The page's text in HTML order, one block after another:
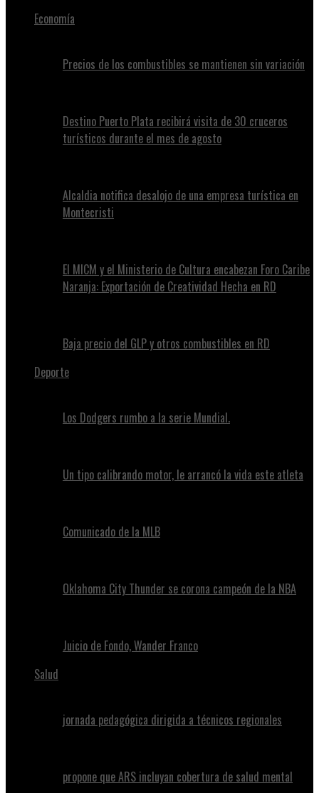
Economía
Precios de los combustibles se mantienen sin variación
Destino Puerto Plata recibirá visita de 30 cruceros
turísticos durante el mes de agosto
Alcaldia notifica desalojo de una empresa turística en
Montecristi
El MICM y el Ministerio de Cultura encabezan Foro Caribe
Naranja: Exportación de Creatividad Hecha en RD
Baja precio del GLP y otros combustibles en RD
Deporte
Los Dodgers rumbo a la serie Mundial.
Un tipo calibrando motor, le arrancó la vida este atleta
Comunicado de la MLB
Oklahoma City Thunder se corona campeón de la NBA
Juicio de Fondo, Wander Franco
Salud
jornada pedagógica dirigida a técnicos regionales
propone que ARS incluyan cobertura de salud mental